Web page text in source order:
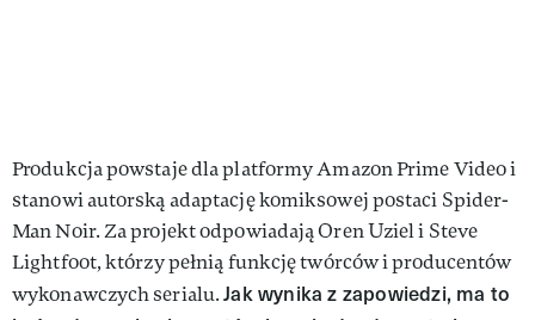
Produkcja powstaje dla platformy Amazon Prime Video i
stanowi autorską adaptację komiksowej postaci Spider-
Man Noir. Za projekt odpowiadają Oren Uziel i Steve
Lightfoot, którzy pełnią funkcję twórców i producentów
wykonawczych serialu.Jak wynika z zapowiedzi, ma to